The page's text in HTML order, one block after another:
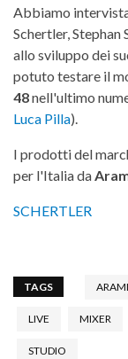
Abbiamo
Schertler, Stephan
allo sviluppo dei
potuto testare il
48nell'ultimo
Luca Pilla).
I prodotti del
per l'Italia da
SCHERTLER
TAGS
LIVE MIXER
STUDIO